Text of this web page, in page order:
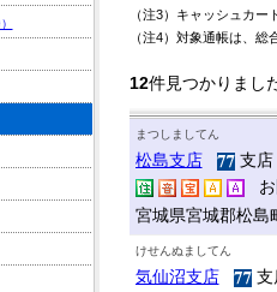
（注3）キャッシュカ
（注4）対象通帳は、
12件見つかりました
まつしましてん
松島支店
支店
お
宮城県宮城郡松島
けせんぬましてん
気仙沼支店
支